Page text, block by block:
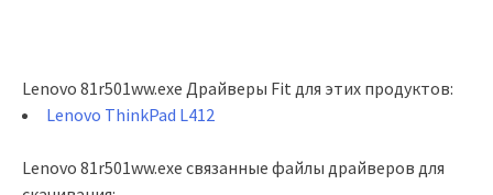
Lenovo 81r501ww.exe Драйверы Fit для этих продуктов:
Lenovo ThinkPad L412
Lenovo 81r501ww.exe связанные файлы драйверов для